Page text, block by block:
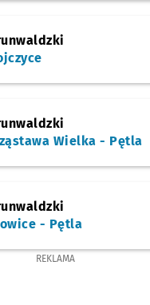
Wielka - Pętla
- Pętla
REKLAMA